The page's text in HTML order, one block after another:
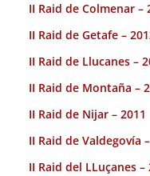
II Raid de Colmenar –
II Raid de Getafe –
II Raid de Llucanes –
II Raid de Montaña –
II Raid de Nijar – 2011
II Raid de Valdegovía
II Raid del LLuçanes –